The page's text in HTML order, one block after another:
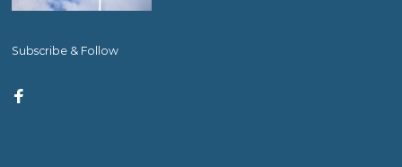
Subscribe & Follow